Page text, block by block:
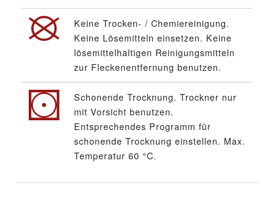
Keine Trocken- / Chemiereinigung.
Keine Lösemitteln einsetzen. Keine
lösemittelhaltigen Reinigungsmitteln
zur Fleckenentfernung benutzen.
Schonende Trocknung. Trockner nur
mit Vorsicht benutzen.
Entsprechendes Programm für
schonende Trocknung einstellen. Max.
Temperatur 60 °C.